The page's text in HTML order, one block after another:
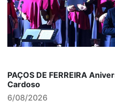
PAÇOS DE FERREIRA
Cardoso
6/08/2026